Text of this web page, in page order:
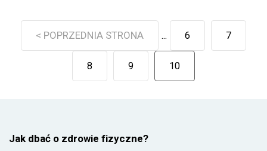
< POPRZEDNIA STRONA ... 6 7
8 9 10
Jak dbać o zdrowie fizyczne?